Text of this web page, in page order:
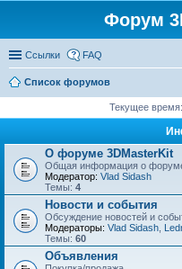
Форум
Ссылки FAQ
Список форумов
Текущее
О форуме 3DMasterKit
Общая информация о
Модератор: Vlad Sidash
Темы: 4
Новости и события
Обсуждение новостей и
Модераторы: Vlad Sidash
Темы: 60
Объявления